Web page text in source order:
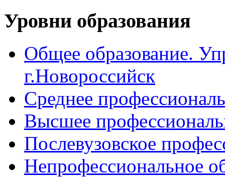
Уровни образования
Общее образование.
г.Новороссийск
Среднее
Высшее
Послевузовское
Непрофессиональное